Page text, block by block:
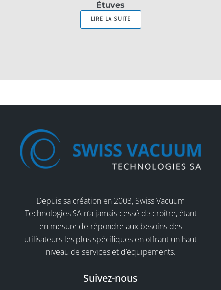
Étuves
LIRE LA SUITE
Depuis sa création en 2003, Swiss Vacuum
Technologies SA n’a jamais cessé de croître, étant
en mesure de répondre aux besoins des
utilisateurs les plus spécifiques en offrant un haut
niveau de services et d’équipements.
Suivez-nous